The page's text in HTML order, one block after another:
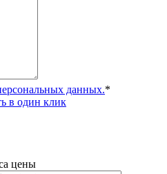
данных.*
в один клик
цены